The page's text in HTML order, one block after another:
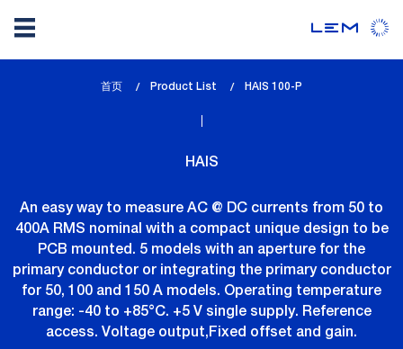
首页 Product List
lem_current_page
HAIS 100-P
HAIS
An easy way to measure AC @ DC currents from 50 to
400A RMS nominal with a compact unique design to be
PCB mounted. 5 models with an aperture for the
primary conductor or integrating the primary conductor
for 50, 100 and 150 A models. Operating temperature
range: -40 to +85°C. +5 V single supply. Reference
access. Voltage output,Fixed offset and gain.